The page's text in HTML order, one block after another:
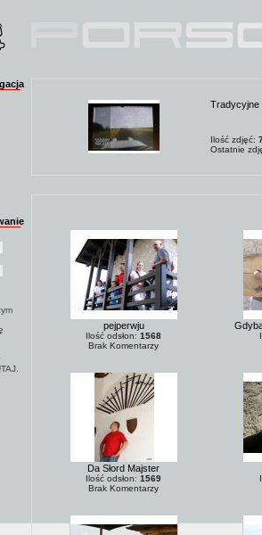
.
Tradycyjne
Ilość zdjęć:
Ostatnie
pejperwju
Ilość odsłon: 1568
Brak Komentarzy
Da Słord Majster
Ilość odsłon: 1569
Brak Komentarzy